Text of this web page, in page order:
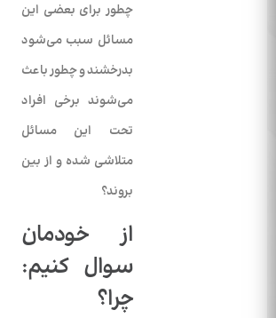
چطور برای بعضی این
مسائل سبب می‌­شود
بدرخشند و چطور باعث
می­‌شوند برخی افراد
تحت این مسائل
متلاشی شده و از بین
بروند؟
از خودمان
سوال کنیم:
چرا؟